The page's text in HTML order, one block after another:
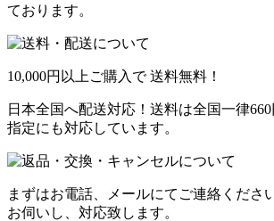
ております。
10,000円以上ご購入で 送料無料！
日本全国へ配送対応！送料は全国一律
指定にも対応しています。
まずはお電話、メールにてご連絡くださ
お伺いし、対応致します。